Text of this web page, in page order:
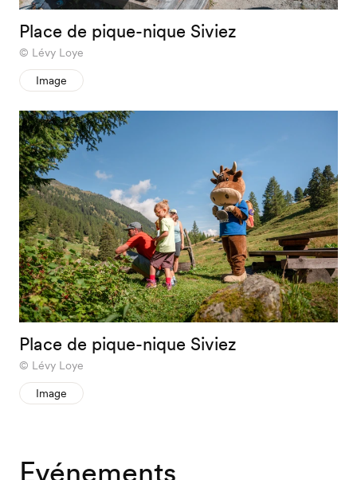
Place de pique-nique Siviez
Lévy Loye
Image
Place de pique-nique Siviez
Lévy Loye
Image
Evénements